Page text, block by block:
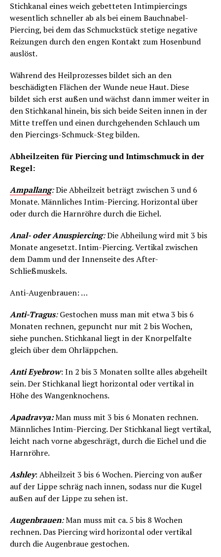
Stichkanal eines weich gebetteten Intimpiercings
wesentlich schneller ab als bei einem Bauchnabel-
Piercing, bei dem das Schmuckstück stetige negative
Reizungen durch den engen Kontakt zum Hosenbund
auslöst.
Während des Heilprozesses bildet sich an den
beschädigten Flächen der Wunde neue Haut. Diese
bildet sich erst außen und wächst dann immer weiter in
den Stichkanal hinein, bis sich beide Seiten innen in der
Mitte treffen und einen durchgehenden Schlauch um
den Piercings-Schmuck-Steg bilden.
Abheilzeiten für Piercing und Intimschmuck in der
Regel:
Ampallang:Die Abheilzeit beträgt zwischen 3 und 6
Monate. Männliches Intim-Piercing. Horizontal über
oder durch die Harnröhre durch die Eichel.
Anal- oder Anuspiercing:Die Abheilung wird mit 3 bis
Monate angesetzt. Intim-Piercing. Vertikal zwischen
dem Damm und der Innenseite des After-
Schließmuskels.
Anti-Augenbrauen: …
Anti-Tragus:Gestochen muss man mit etwa 3 bis 6
Monaten rechnen, gepuncht nur mit 2 bis Wochen,
siehe punchen. Stichkanal liegt in der Knorpelfalte
gleich über dem Ohrläppchen.
Anti Eyebrow: In 2 bis 3 Monaten sollte alles abgeheilt
sein. Der Stichkanal liegt horizontal oder vertikal in
Höhe des Wangenknochens.
Apadravya:Man muss mit 3 bis 6 Monaten rechnen.
Männliches Intim-Piercing. Der Stichkanal liegt vertikal,
leicht nach vorne abgeschrägt, durch die Eichel und die
Harnröhre.
Ashley: Abheilzeit 3 bis 6 Wochen. Piercing von außer
auf der Lippe schräg nach innen, sodass nur die Kugel
außen auf der Lippe zu sehen ist.
Augenbrauen:Man muss mit ca. 5 bis 8 Wochen
rechnen. Das Piercing wird horizontal oder vertikal
durch die Augenbraue gestochen.